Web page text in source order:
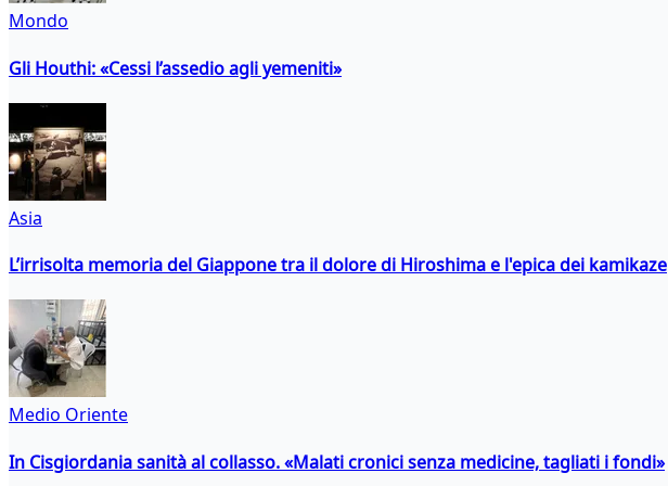
Mondo
Gli Houthi: «Cessi l’assedio agli yemeniti»
Asia
L’irrisolta memoria del Giappone tra il dolore di Hiroshima e l'epica dei kamikaze
Medio Oriente
In Cisgiordania sanità al collasso. «Malati cronici senza medicine, tagliati i fondi»